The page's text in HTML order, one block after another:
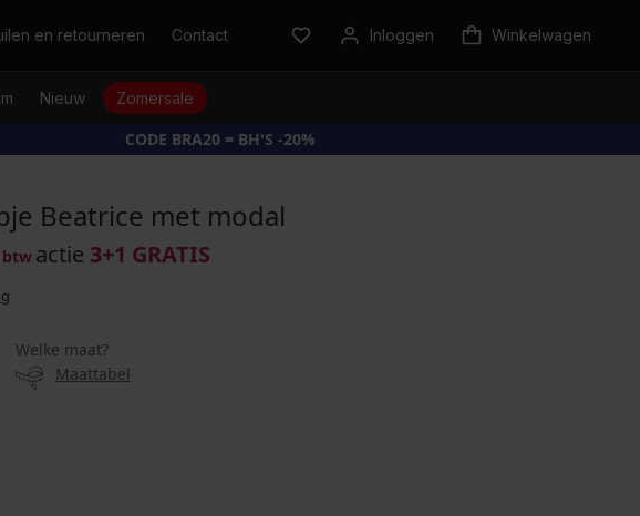
en retourneren Contact Inloggen Winkelwagen
Nieuw Zomersale
CODE BRA20 = BH'S -20%
Beatrice met modal
btw actie 3+1 GRATIS
Welke maat?
Maattabel